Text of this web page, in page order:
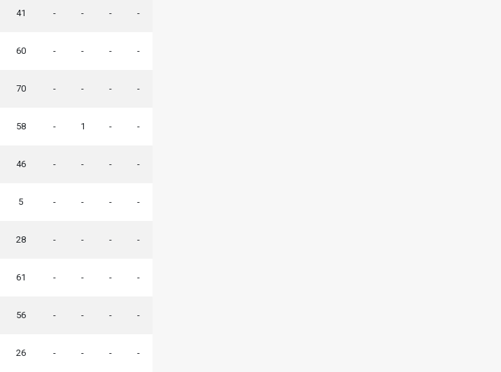
41 - - - -
60 - - - -
70 - - - -
58 - 1 - -
46 - - - -
5 - - - -
28 - - - -
61 - - - -
56 - - - -
26 - - - -